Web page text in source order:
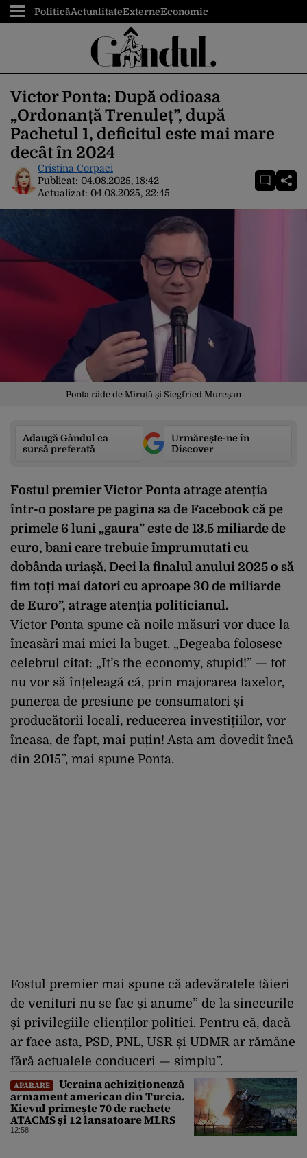
PoliticăActualitateExterneEconomic
Victor Ponta: După odioasa
„Ordonanță Trenuleț”, după
Pachetul 1, deficitul este mai mare
decât în 2024
Cristina Corpaci
Publicat: 04.08.2025, 18:42
Actualizat: 04.08.2025, 22:45
Ponta râde de Miruță și Siegfried Mureșan
Adaugă Gândul ca
sursă preferată
Urmărește-ne în
Discover
Fostul premier Victor Ponta atrage atenția
într-o postare pe pagina sa de Facebook că pe
primele 6 luni „gaura” este de 13.5 miliarde de
euro, bani care trebuie împrumutati cu
dobânda uriașă. Deci la finalul anului 2025 o să
fim toți mai datori cu aproape 30 de miliarde
de Euro”, atrage atenția politicianul.
Victor Ponta spune că noile măsuri vor duce la
încasări mai mici la buget. „Degeaba folosesc
celebrul citat: „It’s the economy, stupid!” — tot
nu vor să înțeleagă că, prin majorarea taxelor,
punerea de presiune pe consumatori și
producătorii locali, reducerea investițiilor, vor
încasa, de fapt, mai puțin! Asta am dovedit încă
din 2015”, mai spune Ponta.
Fostul premier mai spune că adevăratele tăieri
de venituri nu se fac și anume” de la sinecurile
și privilegiile clienților politici. Pentru că, dacă
ar face asta, PSD, PNL, USR și UDMR ar rămâne
fără actualele conduceri — simplu”.
APĂRARE
Ucraina achiziționează
armament american din Turcia.
Kievul primește 70 de rachete
ATACMS și 12 lansatoare MLRS
12:58